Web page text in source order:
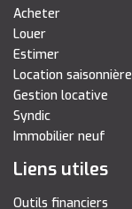
Acheter
Louer
Estimer
Location saisonnière
Gestion locative
Syndic
Immobilier neuf
Liens utiles
Outils financiers